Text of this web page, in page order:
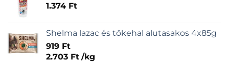
1.374 Ft
Shelma lazac és tőkehal alutasakos 4x85g
919 Ft
2.703 Ft /kg